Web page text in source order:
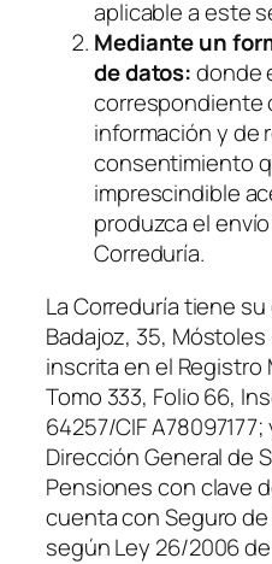
aplicable a este
Mediante un
de datos:donde
correspondiente
información y de
consentimiento
imprescindible
produzca el
Correduría.
La Correduría tiene
Badajoz, 35,
inscrita en el Registro
Tomo 333, Folio 66,
64257/CIF
Dirección General de
Pensiones con clave
cuenta con Seguro
según Ley 26/2006 de